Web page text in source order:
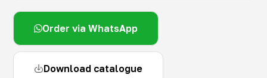
Order via WhatsApp
Download catalogue